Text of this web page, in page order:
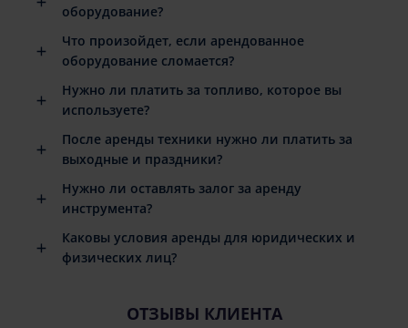
оборудование?
Что произойдет, если арендованное
оборудование сломается?
Нужно ли платить за топливо, которое вы
используете?
После аренды техники нужно ли платить за
выходные и праздники?
Нужно ли оставлять залог за аренду
инструмента?
Каковы условия аренды для юридических и
физических лиц?
ОТЗЫВЫ КЛИЕНТА